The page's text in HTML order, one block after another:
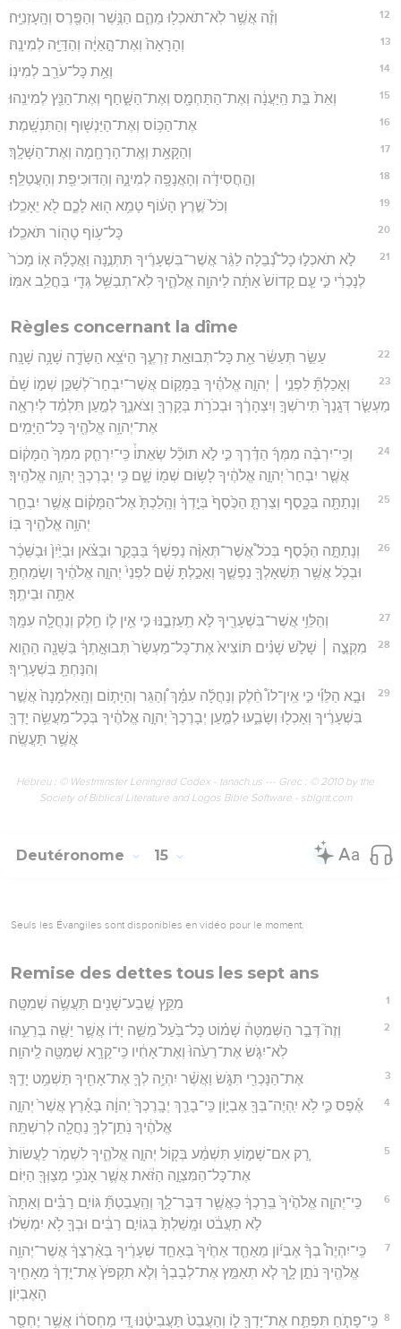
12 וְזֶ֕ה אֲשֶׁ֥ר לֹֽא־תֹאכְל֖וּ מֵהֶ֑ם הַנֶּ֥שֶׁר וְהַפֶּ֖רֶס וְהָֽעָזְנִיָּֽה׃
13 וְהָרָאָה֙ וְאֶת־הָ֣אַיָּ֔ה וְהַדַּיָּ֖ה לְמִינָֽהּ׃
14 וְאֵ֥ת כָּל־עֹרֵ֖ב לְמִינֽוֹ׃
15 וְאֵת֙ בַּ֣ת הַֽיַּעֲנָ֔ה וְאֶת־הַתַּחְמָ֖ס וְאֶת־הַשָּׁ֑חַף וְאֶת־הַנֵּ֖ץ לְמִינֵֽהוּ׃
16 אֶת־הַכּ֥וֹס וְאֶת־הַיַּנְשׁ֖וּף וְהַתִּנְשָֽׁמֶת׃
17 וְהַקָּאָ֥ת וְאֶֽת־הָרָחָ֖מָה וְאֶת־הַשָּׁלָֽךְ׃
18 וְהַ֣חֲסִידָ֔ה וְהָאֲנָפָ֖ה לְמִינָ֑הּ וְהַדּוּכִיפַ֖ת וְהָעֲטַלֵּֽף׃
19 וְכֹל֙ שֶׁ֣רֶץ הָע֔וֹף טָמֵ֥א ה֖וּא לָכֶ֑ם לֹ֖א יֵאָכֵֽלוּ׃
20 כָּל־ע֥וֹף טָה֖וֹר תֹּאכֵֽלוּ׃
21
לֹ֣א תֹאכְל֣וּ כָל־נְ֠בֵלָה לַגֵּ֨ר אֲשֶׁר־בִּשְׁעָרֶ֜יךָ תִּתְּנֶ֣נָּה וַאֲכָלָ֗הּ א֤וֹ מָכֹר֙
לְנָכְרִ֔י כִּ֣י עַ֤ם קָדוֹשׁ֙ אַתָּ֔ה לַיהוָ֖ה אֱלֹהֶ֑יךָ לֹֽא־תְבַשֵּׁ֥ל גְּדִ֖י בַּחֲלֵ֥ב אִמּֽוֹ׃
Règles concernant la dîme
22 עַשֵּׂ֣ר תְּעַשֵּׂ֔ר אֵ֖ת כָּל־תְּבוּאַ֣ת זַרְעֶ֑ךָ הַיֹּצֵ֥א הַשָּׂדֶ֖ה שָׁנָ֥ה שָׁנָֽה׃
23
וְאָכַלְתָּ֞ לִפְנֵ֣י ׀ יְהוָ֣ה אֱלֹהֶ֗יךָ בַּמָּק֣וֹם אֲשֶׁר־יִבְחַר֮ לְשַׁכֵּ֣ן שְׁמ֣וֹ שָׁם֒
מַעְשַׂ֤ר דְּגָֽנְךָ֙ תִּֽירֹשְׁךָ֣ וְיִצְהָרֶ֔ךָ וּבְכֹרֹ֥ת בְּקָרְךָ֖ וְצֹאנֶ֑ךָ לְמַ֣עַן תִּלְמַ֗ד לְיִרְאָ֛ה
אֶת־יְהוָ֥ה אֱלֹהֶ֖יךָ כָּל־הַיָּמִֽים׃
24
וְכִֽי־יִרְבֶּ֨ה מִמְּךָ֜ הַדֶּ֗רֶךְ כִּ֣י לֹ֣א תוּכַ֘ל שְׂאֵתוֹ֒ כִּֽי־יִרְחַ֤ק מִמְּךָ֙ הַמָּק֔וֹם
אֲשֶׁ֤ר יִבְחַר֙ יְהוָ֣ה אֱלֹהֶ֔יךָ לָשׂ֥וּם שְׁמ֖וֹ שָׁ֑ם כִּ֥י יְבָרֶכְךָ֖ יְהוָ֥ה אֱלֹהֶֽיךָ׃
25
וְנָתַתָּ֖ה בַּכָּ֑סֶף וְצַרְתָּ֤ הַכֶּ֙סֶף֙ בְּיָ֣דְךָ֔ וְהָֽלַכְתָּ֙ אֶל־הַמָּק֔וֹם אֲשֶׁ֥ר יִבְחַ֛ר
יְהוָ֥ה אֱלֹהֶ֖יךָ בּֽוֹ׃
26
וְנָתַתָּ֣ה הַכֶּ֡סֶף בְּכֹל֩ אֲשֶׁר־תְּאַוֶּ֨ה נַפְשְׁךָ֜ בַּבָּקָ֣ר וּבַצֹּ֗אן וּבַיַּ֙יִן֙ וּבַשֵּׁכָ֔ר
וּבְכֹ֛ל אֲשֶׁ֥ר תִּֽשְׁאָלְךָ֖ נַפְשֶׁ֑ךָ וְאָכַ֣לְתָּ שָּׁ֗ם לִפְנֵי֙ יְהוָ֣ה אֱלֹהֶ֔יךָ וְשָׂמַחְתָּ֖
אַתָּ֥ה וּבֵיתֶֽךָ׃
27 וְהַלֵּוִ֥י אֲשֶׁר־בִּשְׁעָרֶ֖יךָ לֹ֣א תַֽעַזְבֶ֑נּוּ כִּ֣י אֵ֥ין ל֛וֹ חֵ֥לֶק וְנַחֲלָ֖ה עִמָּֽךְ׃
28
מִקְצֵ֣ה ׀ שָׁלֹ֣שׁ שָׁנִ֗ים תּוֹצִיא֙ אֶת־כָּל־מַעְשַׂר֙ תְּבוּאָ֣תְךָ֔ בַּשָּׁנָ֖ה הַהִ֑וא
וְהִנַּחְתָּ֖ בִּשְׁעָרֶֽיךָ׃
29
וּבָ֣א הַלֵּוִ֡י כִּ֣י אֵֽין־לוֹ֩ חֵ֨לֶק וְנַחֲלָ֜ה עִמָּ֗ךְ וְ֠הַגֵּר וְהַיָּת֤וֹם וְהָֽאַלְמָנָה֙ אֲשֶׁ֣ר
בִּשְׁעָרֶ֔יךָ וְאָכְל֖וּ וְשָׂבֵ֑עוּ לְמַ֤עַן יְבָרֶכְךָ֙ יְהוָ֣ה אֱלֹהֶ֔יךָ בְּכָל־מַעֲשֵׂ֥ה יָדְךָ֖
אֲשֶׁ֥ר תַּעֲשֶֽׂה׃
Hébreu : © Westminster Leningrad Codex - tanach.us --- Grec : © 2010 by the
Society of Biblical Literature and Logos Bible Software - sblgnt.com
Deutéronome 15
Seuls les Évangiles sont disponibles en vidéo pour le moment.
Remise des dettes tous les sept ans
1 מִקֵּ֥ץ שֶֽׁבַע־שָׁנִ֖ים תַּעֲשֶׂ֥ה שְׁמִטָּֽה׃
2
וְזֶה֮ דְּבַ֣ר הַשְּׁמִטָּה֒ שָׁמ֗וֹט כָּל־בַּ֙עַל֙ מַשֵּׁ֣ה יָד֔וֹ אֲשֶׁ֥ר יַשֶּׁ֖ה בְּרֵעֵ֑הוּ
לֹֽא־יִגֹּ֤שׂ אֶת־רֵעֵ֙הוּ֙ וְאֶת־אָחִ֔יו כִּֽי־קָרָ֥א שְׁמִטָּ֖ה לַֽיהוָֽה׃
3 אֶת־הַנָּכְרִ֖י תִּגֹּ֑שׂ וַאֲשֶׁ֨ר יִהְיֶ֥ה לְךָ֛ אֶת־אָחִ֖יךָ תַּשְׁמֵ֥ט יָדֶֽךָ׃
4
אֶ֕פֶס כִּ֛י לֹ֥א יִֽהְיֶה־בְּךָ֖ אֶבְי֑וֹן כִּֽי־בָרֵ֤ךְ יְבָֽרֶכְךָ֙ יְהוָ֔ה בָּאָ֕רֶץ אֲשֶׁר֙ יְהוָ֣ה
אֱלֹהֶ֔יךָ נֹֽתֵן־לְךָ֥ נַחֲלָ֖ה לְרִשְׁתָּֽהּ׃
5
רַ֚ק אִם־שָׁמ֣וֹעַ תִּשְׁמַ֔ע בְּק֖וֹל יְהוָ֣ה אֱלֹהֶ֑יךָ לִשְׁמֹ֤ר לַעֲשׂוֹת֙
אֶת־כָּל־הַמִּצְוָ֣ה הַזֹּ֔את אֲשֶׁ֛ר אָנֹכִ֥י מְצַוְּךָ֖ הַיּֽוֹם׃
6
כִּֽי־יְהוָ֤ה אֱלֹהֶ֙יךָ֙ בֵּֽרַכְךָ֔ כַּאֲשֶׁ֖ר דִּבֶּר־לָ֑ךְ וְהַֽעֲבַטְתָּ֞ גּוֹיִ֣ם רַבִּ֗ים וְאַתָּה֙
לֹ֣א תַעֲבֹ֔ט וּמָֽשַׁלְתָּ֙ בְּגוֹיִ֣ם רַבִּ֔ים וּבְךָ֖ לֹ֥א יִמְשֹֽׁלוּ׃
7
כִּֽי־יִהְיֶה֩ בְךָ֨ אֶבְי֜וֹן מֵאַחַ֤ד אַחֶ֙יךָ֙ בְּאַחַ֣ד שְׁעָרֶ֔יךָ בְּאַ֨רְצְךָ֔ אֲשֶׁר־יְהוָ֥ה
אֱלֹהֶ֖יךָ נֹתֵ֣ן לָ֑ךְ לֹ֧א תְאַמֵּ֣ץ אֶת־לְבָבְךָ֗ וְלֹ֤א תִקְפֹּץ֙ אֶת־יָ֣דְךָ֔ מֵאָחִ֖יךָ
הָאֶבְיֽוֹן׃
8 כִּֽי־פָתֹ֧חַ תִּפְתַּ֛ח אֶת־יָדְךָ֖ ל֑וֹ וְהַעֲבֵט֙ תַּעֲבִיטֶ֔נּוּ דֵּ֚י מַחְסֹר֔וֹ אֲשֶׁ֥ר יֶחְסַ֖ר